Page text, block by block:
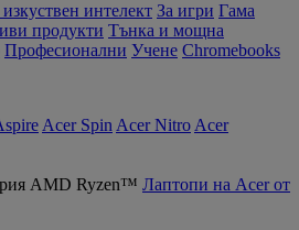
интелект За игри Гама
продукти Тънка и мощна
Професионални Учене Chromebooks
Acer Spin Acer Nitro Acer
Лаптопи на Acer от